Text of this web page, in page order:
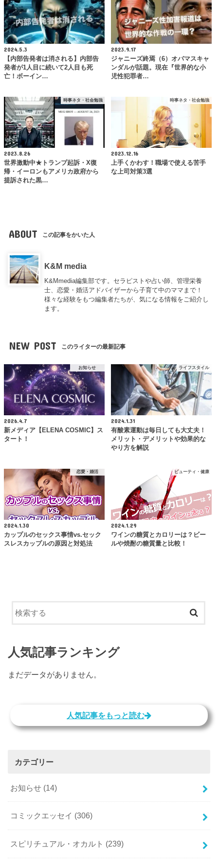
2024.5.3
【内部告発者は消される】内部告
発者が1人目に続いて2人目も死
亡！ボーイン…
2023.9.17
ジャニーズ終焉（6）オバマスキャ
ンダルが話題。現在『世界的な小
児性犯罪者…
時事ネタ・社会勉強
2023.8.26
世界激動中★トランプ起訴・X復
帰・イーロンもアメリカ政府から
提訴された黒…
時事ネタ・社会勉強
2023.12.16
上手くかわす！職場で使える苦手
な上司対策3選
ABOUT この記事をかいた人
K&M media
K&Mmedia編集部です。セラピストや占い師、管理栄養
士、恋愛・婚活アドバイザーから子育て中のママまで！
様々な経験をもつ編集者たちが、気になる情報をご紹介し
ます。
NEW POST このライターの最新記事
お知らせ
2026.4.7
新メディア【ELENA COSMIC】ス
タート！
ライフスタイル
2024.1.31
有酸素運動は毎日しても大丈夫！
メリット・デメリットや効果的な
やり方を解説
恋愛・婚活
2024.1.30
カップルのセックス事情vs.セック
スレスカップルの原因と対処法
ビューティ・健康
2024.1.29
ワインの糖質とカロリーは？ビー
ルや焼酎の糖質量と比較！
人気記事ランキング
まだデータがありません。
人気記事をもっと読む
カテゴリー
お知らせ (14)
コミックエッセイ (306)
スピリチュアル・オカルト (239)